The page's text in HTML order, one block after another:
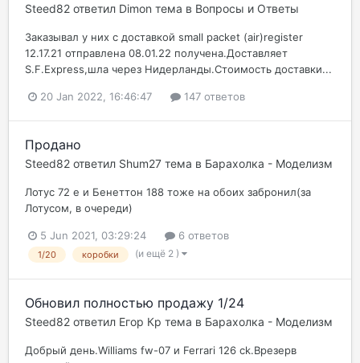
Steed82 ответил Dimon тема в Вопросы и Ответы
Заказывал у них с доставкой small packet (air)register
12.17.21 отправлена 08.01.22 получена.Доставляет
S.F.Express,шла через Нидерланды.Стоимость доставки...
20 Jan 2022, 16:46:47 147 ответов
Продано
Steed82 ответил Shum27 тема в Барахолка - Моделизм
Лотус 72 е и Бенеттон 188 тоже на обоих забронил(за
Лотусом, в очереди)
5 Jun 2021, 03:29:24 6 ответов
1/20 коробки (и ещё 2 )
Обновил полностью продажу 1/24
Steed82 ответил Егор Кр тема в Барахолка - Моделизм
Добрый день.Williams fw-07 и Ferrari 126 ck.Врезерв